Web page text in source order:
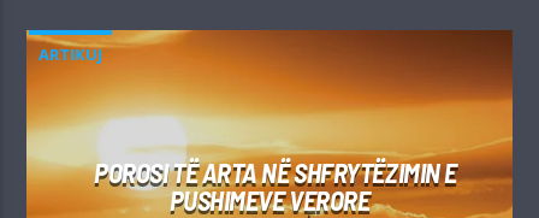
ARTIKUJ
POROSI TË ARTA NË SHFRYTËZIMIN E
PUSHIMEVE VERORE